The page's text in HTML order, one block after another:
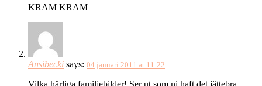
KRAM KRAM
Ansibecki says: 04 januari 2011 at 11:22
Vilka härliga familjebilder! Ser ut som ni haft det jättebra.